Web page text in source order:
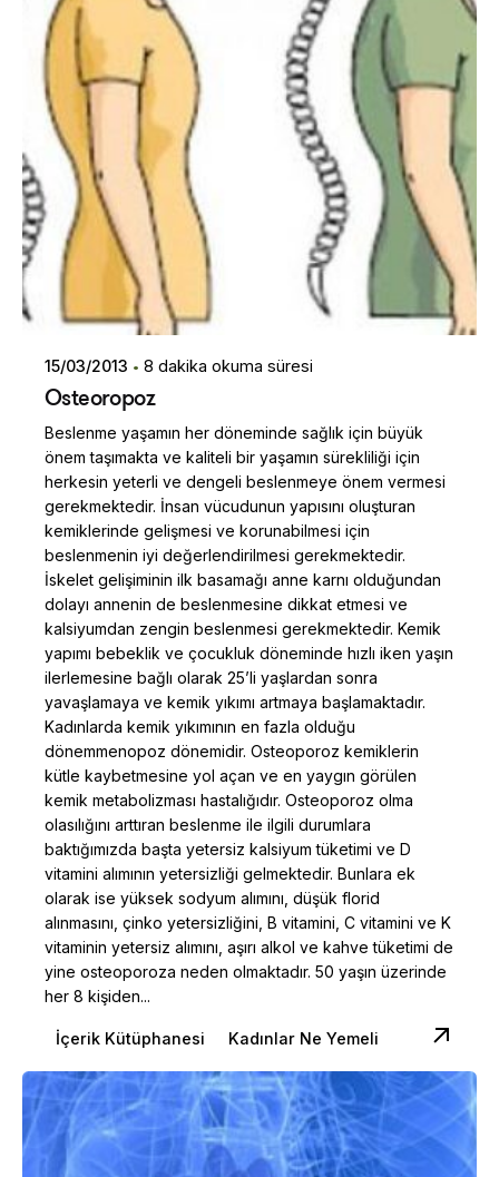
15/03/2013 8 dakika okuma süresi
Osteoropoz
Beslenme yaşamın her döneminde sağlık için büyük
önem taşımakta ve kaliteli bir yaşamın sürekliliği için
herkesin yeterli ve dengeli beslenmeye önem vermesi
gerekmektedir. İnsan vücudunun yapısını oluşturan
kemiklerinde gelişmesi ve korunabilmesi için
beslenmenin iyi değerlendirilmesi gerekmektedir.
İskelet gelişiminin ilk basamağı anne karnı olduğundan
dolayı annenin de beslenmesine dikkat etmesi ve
kalsiyumdan zengin beslenmesi gerekmektedir. Kemik
yapımı bebeklik ve çocukluk döneminde hızlı iken yaşın
ilerlemesine bağlı olarak 25’li yaşlardan sonra
yavaşlamaya ve kemik yıkımı artmaya başlamaktadır.
Kadınlarda kemik yıkımının en fazla olduğu
dönemmenopoz dönemidir. Osteoporoz kemiklerin
kütle kaybetmesine yol açan ve en yaygın görülen
kemik metabolizması hastalığıdır. Osteoporoz olma
olasılığını arttıran beslenme ile ilgili durumlara
baktığımızda başta yetersiz kalsiyum tüketimi ve D
vitamini alımının yetersizliği gelmektedir. Bunlara ek
olarak ise yüksek sodyum alımını, düşük florid
alınmasını, çinko yetersizliğini, B vitamini, C vitamini ve K
vitaminin yetersiz alımını, aşırı alkol ve kahve tüketimi de
yine osteoporoza neden olmaktadır. 50 yaşın üzerinde
her 8 kişiden...
İçerik Kütüphanesi Kadınlar Ne Yemeli
Posted by
Dilara Koçak